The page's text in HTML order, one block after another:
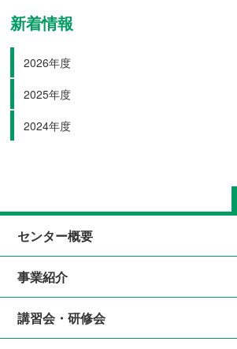
新着情報
2026年度
2025年度
2024年度
センター概要
事業紹介
講習会・研修会